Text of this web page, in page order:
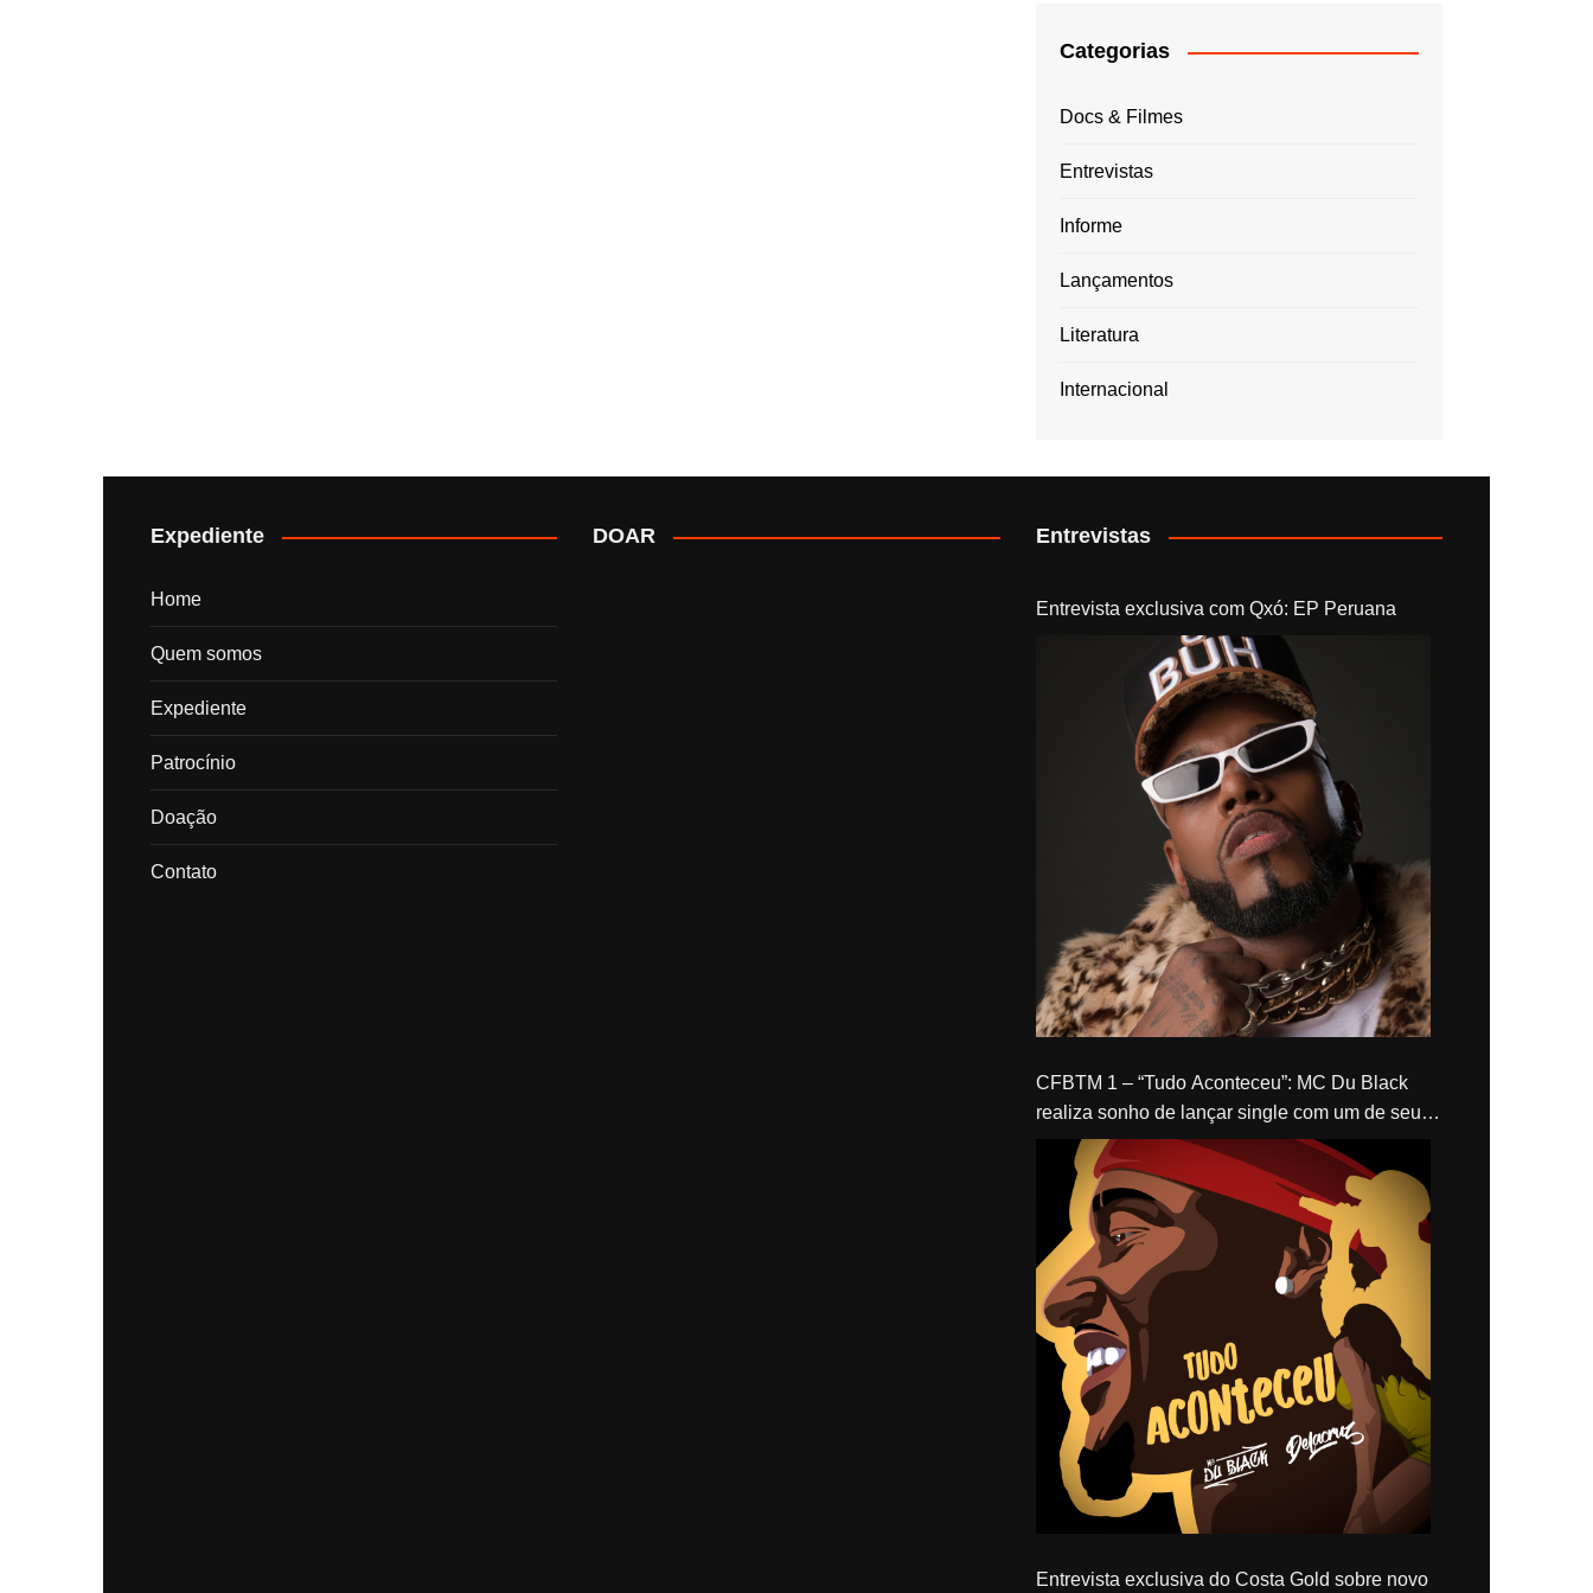
Categorias
Docs & Filmes
Entrevistas
Informe
Lançamentos
Literatura
Internacional
Expediente
Home
Quem somos
Expediente
Patrocínio
Doação
Contato
DOAR Entrevistas
Entrevista exclusiva com Qxó: EP Peruana
CFBTM 1 – “Tudo Aconteceu”: MC Du Black
realiza sonho de lançar single com um de seus
ídolos, Delacruz
Entrevista exclusiva do Costa Gold sobre novo